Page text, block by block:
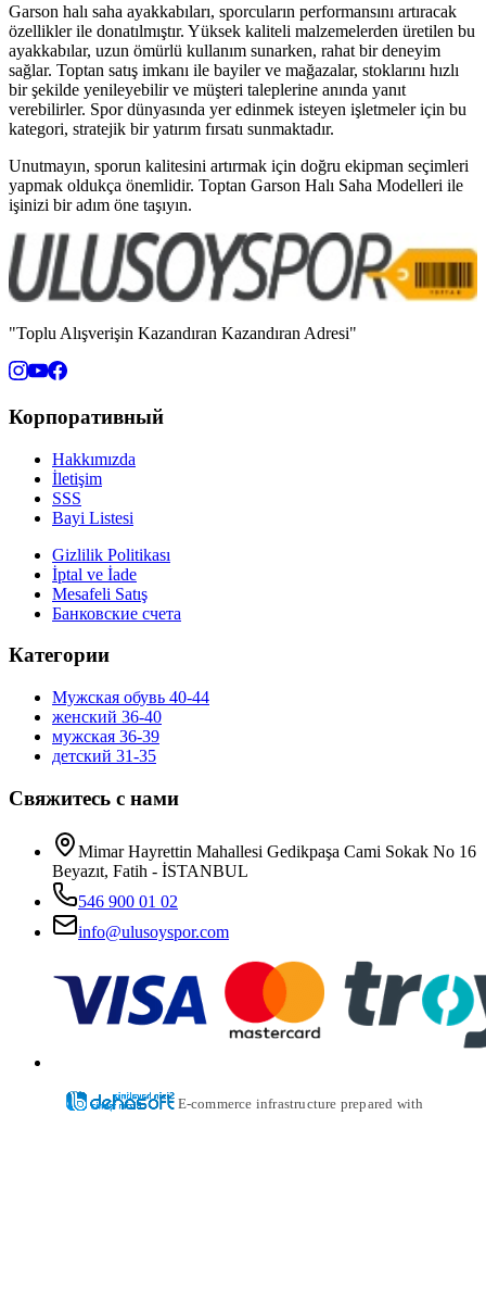
Garson halı saha ayakkabıları, sporcuların performansını artıracak
özellikler ile donatılmıştır. Yüksek kaliteli malzemelerden üretilen bu
ayakkabılar, uzun ömürlü kullanım sunarken, rahat bir deneyim
sağlar. Toptan satış imkanı ile bayiler ve mağazalar, stoklarını hızlı
bir şekilde yenileyebilir ve müşteri taleplerine anında yanıt
verebilirler. Spor dünyasında yer edinmek isteyen işletmeler için bu
kategori, stratejik bir yatırım fırsatı sunmaktadır.
Unutmayın, sporun kalitesini artırmak için doğru ekipman seçimleri
yapmak oldukça önemlidir. Toptan Garson Halı Saha Modelleri ile
işinizi bir adım öne taşıyın.
"Toplu Alışverişin Kazandıran Kazandıran Adresi"
Корпоративный
Hakkımızda
İletişim
SSS
Bayi Listesi
Gizlilik Politikası
İptal ve İade
Mesafeli Satış
Банковские счета
Категории
Мужская обувь 40-44
женский 36-40
мужская 36-39
детский 31-35
Свяжитесь с нами
Mimar Hayrettin Mahallesi Gedikpaşa Cami Sokak No 16
Beyazıt, Fatih - İSTANBUL
546 900 01 02
info@ulusoyspor.com
E-commerce infrastructure prepared with